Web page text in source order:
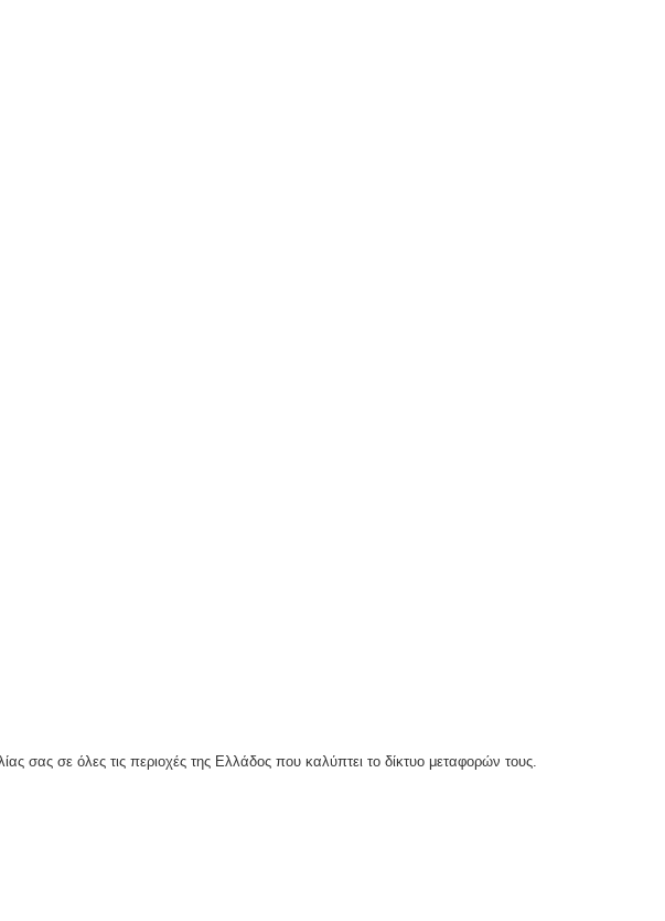
σας σε όλες τις περιοχές της Ελλάδος που καλύπτει το δίκτυο μεταφορών τους.